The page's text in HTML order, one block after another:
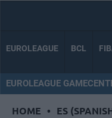
EUROLEAGUE BCL
EUROLEAGUE
HOME • ES